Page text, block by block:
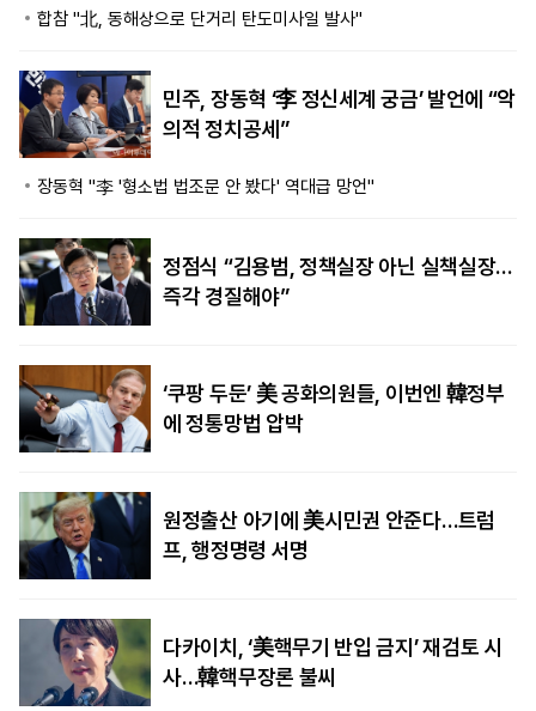
합참 "北, 동해상으로 단거리 탄도미사일 발사"
민주, 장동혁 ‘李 정신세계 궁금’ 발언에 “악
의적 정치공세”
장동혁 "李 '형소법 법조문 안 봤다' 역대급 망언"
정점식 “김용범, 정책실장 아닌 실책실장…
즉각 경질해야”
‘쿠팡 두둔’ 美 공화의원들, 이번엔 韓정부
에 정통망법 압박
원정출산 아기에 美시민권 안준다…트럼
프, 행정명령 서명
다카이치, ‘美핵무기 반입 금지’ 재검토 시
사…韓핵무장론 불씨